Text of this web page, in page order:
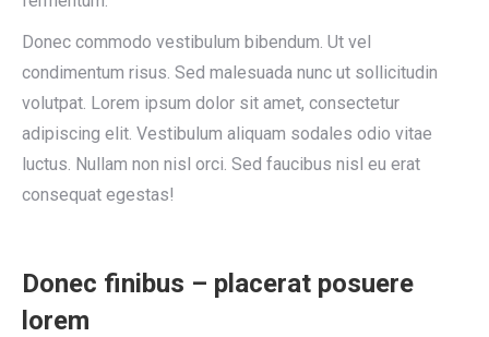
Donec commodo vestibulum bibendum. Ut vel
condimentum risus. Sed malesuada nunc ut sollicitudin
volutpat. Lorem ipsum dolor sit amet, consectetur
adipiscing elit. Vestibulum aliquam sodales odio vitae
luctus. Nullam non nisl orci. Sed faucibus nisl eu erat
consequat egestas!
Donec finibus – placerat posuere
lorem